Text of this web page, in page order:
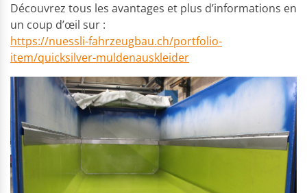
Découvrez tous les avantages et plus d’informations en
un coup d’œil sur :
https://nuessli-fahrzeugbau.ch/portfolio-
item/quicksilver-muldenauskleider